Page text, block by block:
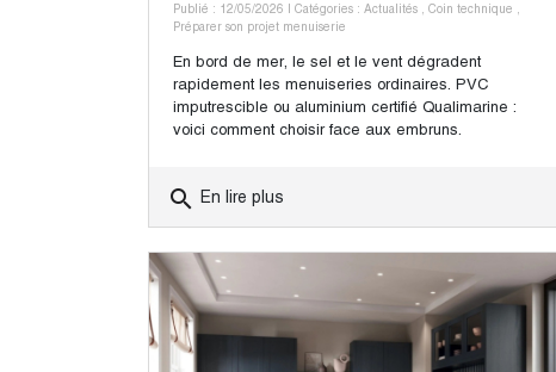
Publié : 12/05/2026 | Catégories : Actualités , Coin technique ,
Préparer son projet menuiserie
En bord de mer, le sel et le vent dégradent
rapidement les menuiseries ordinaires. PVC
imputrescible ou aluminium certifié Qualimarine :
voici comment choisir face aux embruns.
search En lire plus